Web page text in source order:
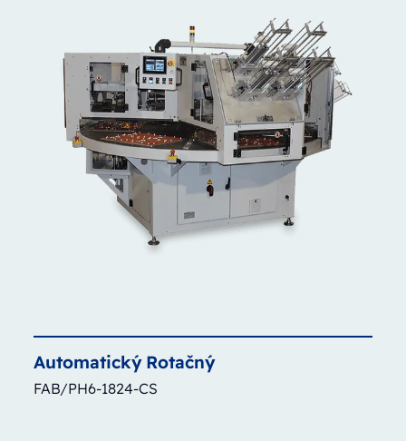
Automatický Rotačný
FAB/PH6-1824-CS